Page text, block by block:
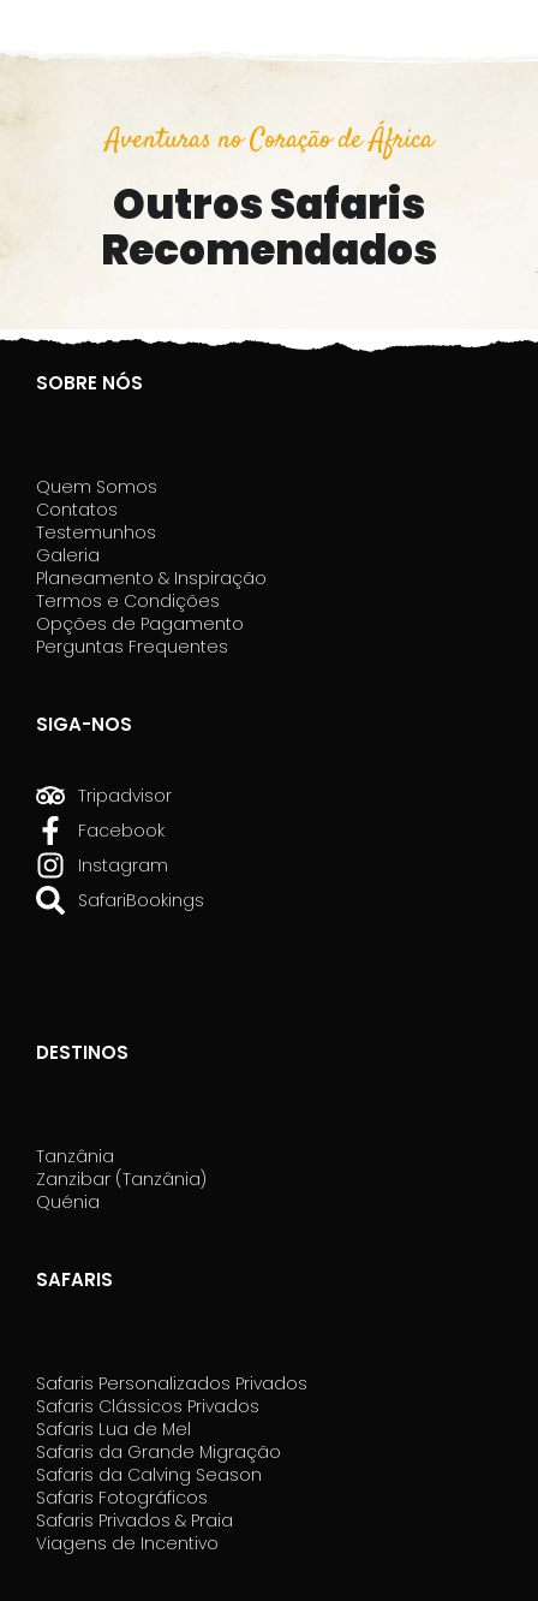
Aventuras no Coração de África
Outros Safaris
Recomendados
SOBRE NÓS
Quem Somos
Contatos
Testemunhos
Galeria
Planeamento & Inspiração
Termos e Condições
Opções de Pagamento
Perguntas Frequentes
SIGA-NOS
Tripadvisor
Facebook
Instagram
SafariBookings
DESTINOS
Tanzânia
Zanzibar (Tanzânia)
Quénia
SAFARIS
Safaris Personalizados Privados
Safaris Clássicos Privados
Safaris Lua de Mel
Safaris da Grande Migração
Safaris da Calving Season
Safaris Fotográficos
Safaris Privados & Praia
Viagens de Incentivo